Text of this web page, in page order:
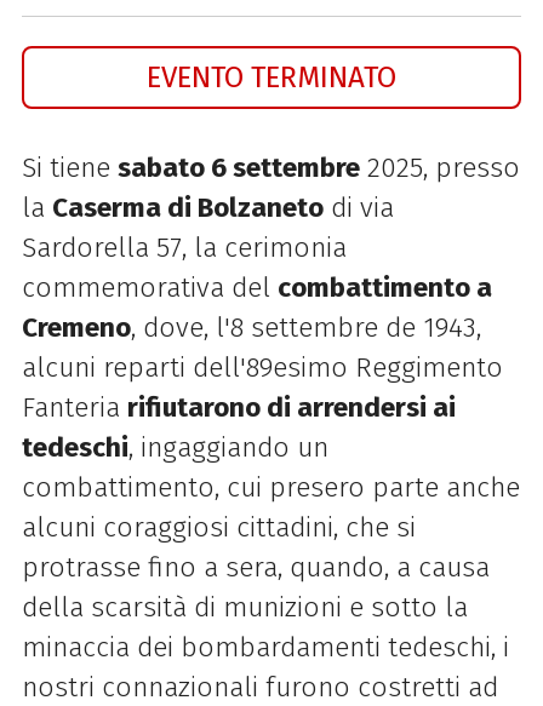
EVENTO TERMINATO
Si tiene sabato 6 settembre2025, presso
la Caserma di Bolzanetodi via
Sardorella 57, la cerimonia
commemorativa del combattimento a
Cremeno, dove, l'8 settembre de 1943,
alcuni reparti dell'89esimo Reggimento
Fanteria rifiutarono di arrendersi ai
tedeschi, ingaggiando un
combattimento, cui presero parte anche
alcuni coraggiosi cittadini, che si
protrasse fino a sera, quando, a causa
della scarsità di munizioni e sotto la
minaccia dei bombardamenti tedeschi, i
nostri connazionali furono costretti ad